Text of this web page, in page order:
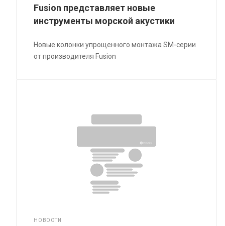
Fusion представляет новые
инструменты морской акустики
Новые колонки упрощенного монтажа SM-серии
от производителя Fusion
НОВОСТИ